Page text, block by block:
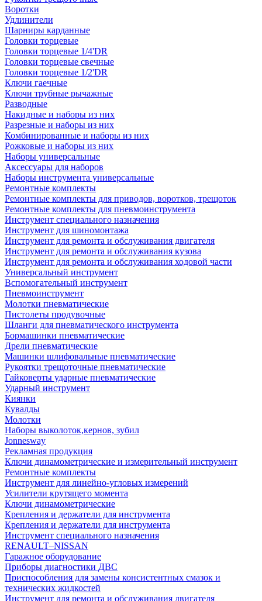
Воротки
Удлинители
Шарниры карданные
Головки торцевые
Головки торцевые 1/4'DR
Головки торцевые свечные
Головки торцевые 1/2'DR
Ключи гаечные
Ключи трубные рычажные
Разводные
Накидные и наборы из них
Разрезные и наборы из них
Комбинированные и наборы из них
Рожковые и наборы из них
Наборы универсальные
Аксессуары для наборов
Наборы инструмента универсальные
Ремонтные комплекты
Ремонтные комплекты для приводов, воротков, трещоток
Ремонтные комплекты для пневмоинструмента
Инструмент специального назначения
Инструмент для шиномонтажа
Инструмент для ремонта и обслуживания двигателя
Инструмент для ремонта и обслуживания кузова
Инструмент для ремонта и обслуживания ходовой части
Универсальный инструмент
Вспомогательный инструмент
Пневмоинструмент
Молотки пневматические
Пистолеты продувочные
Шланги для пневматического инструмента
Бормашинки пневматические
Дрели пневматические
Машинки шлифовальные пневматические
Рукоятки трещоточные пневматические
Гайковерты ударные пневматические
Ударный инструмент
Киянки
Кувалды
Молотки
Наборы выколоток,кернов, зубил
Jonnesway
Рекламная продукция
Ключи динамометрические и измерительный инструмент
Ремонтные комплекты
Инструмент для линейно-угловых измерений
Усилители крутящего момента
Ключи динамометрические
Крепления и держатели для инструмента
Крепления и держатели для инструмента
Инструмент специального назначения
RENAULT–NISSAN
Гаражное оборудование
Приборы диагностики ДВС
Приспособления для замены консистентных смазок и
технических жидкостей
Инструмент для ремонта и обслуживания двигателя